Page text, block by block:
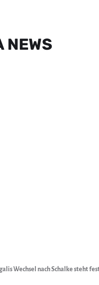
NEWS
Wechsel nach Schalke steht